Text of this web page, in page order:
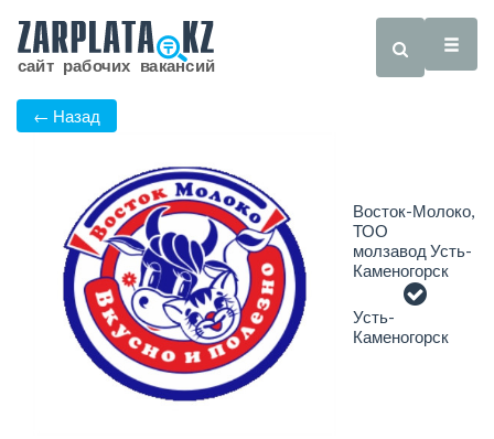
← Назад
Восток-Молоко,
ТОО
молзавод Усть-
Каменогорск
Усть-
Каменогорск